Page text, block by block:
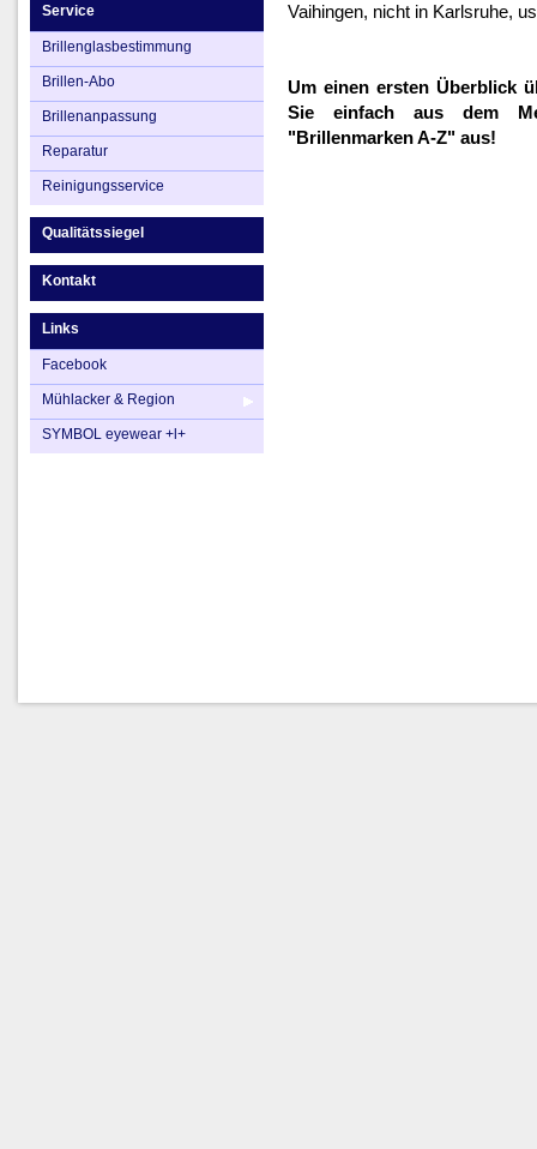
Service
Brillenglasbestimmung
Brillen-Abo
Brillenanpassung
Reparatur
Reinigungsservice
Qualitätssiegel
Kontakt
Links
Facebook
Mühlacker & Region
SYMBOL eyewear +l+
Vaihingen, nicht in Karlsruhe,
Um einen ersten Überblick
Sie einfach aus dem
"Brillenmarken A-Z" aus!